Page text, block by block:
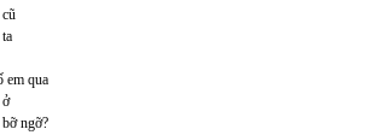
em qua
ở
ngỡ?